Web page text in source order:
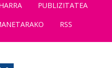
PUBLIZITATEA
RSS